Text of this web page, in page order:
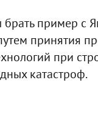
пример с
принятия
при
катастроф.